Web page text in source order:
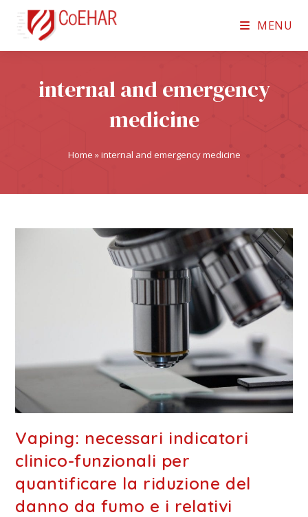
MENU
internal and emergency
medicine
Home »internal and emergency medicine
Vaping: necessari indicatori
clinico-funzionali per
quantificare la riduzione del
danno da fumo e i relativi